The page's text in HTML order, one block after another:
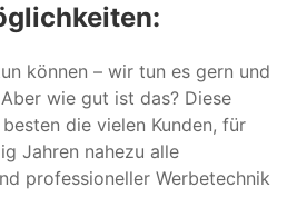
können – wir tun es gern und
wie gut ist das? Diese
die vielen Kunden, für
Jahren nahezu alle
professioneller Werbetechnik